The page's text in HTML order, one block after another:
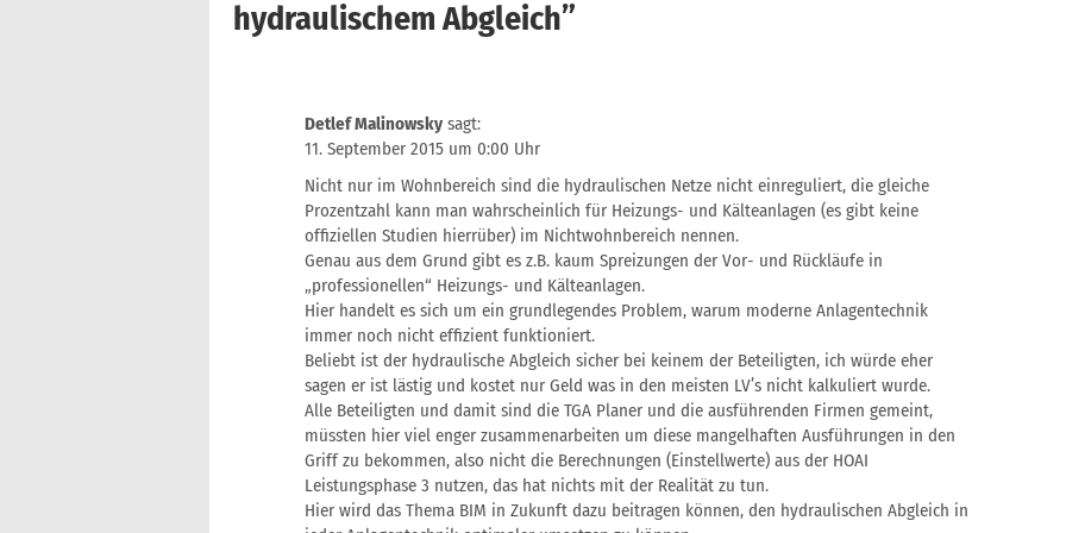
hydraulischem Abgleich”
Detlef Malinowsky sagt:
11. September 2015 um 0:00 Uhr
Nicht nur im Wohnbereich sind die hydraulischen Netze nicht einreguliert, die gleiche
Prozentzahl kann man wahrscheinlich für Heizungs- und Kälteanlagen (es gibt keine
offiziellen Studien hierrüber) im Nichtwohnbereich nennen.
Genau aus dem Grund gibt es z.B. kaum Spreizungen der Vor- und Rückläufe in
„professionellen“ Heizungs- und Kälteanlagen.
Hier handelt es sich um ein grundlegendes Problem, warum moderne Anlagentechnik
immer noch nicht effizient funktioniert.
Beliebt ist der hydraulische Abgleich sicher bei keinem der Beteiligten, ich würde eher
sagen er ist lästig und kostet nur Geld was in den meisten LV’s nicht kalkuliert wurde.
Alle Beteiligten und damit sind die TGA Planer und die ausführenden Firmen gemeint,
müssten hier viel enger zusammenarbeiten um diese mangelhaften Ausführungen in den
Griff zu bekommen, also nicht die Berechnungen (Einstellwerte) aus der HOAI
Leistungsphase 3 nutzen, das hat nichts mit der Realität zu tun.
Hier wird das Thema BIM in Zukunft dazu beitragen können, den hydraulischen Abgleich in